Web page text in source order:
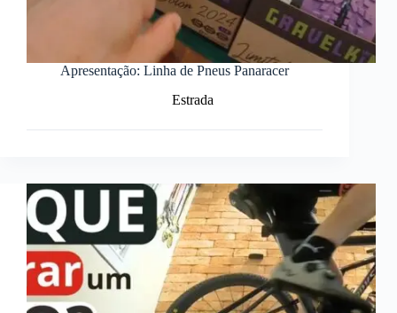
Apresentação: Linha de Pneus Panaracer
Estrada